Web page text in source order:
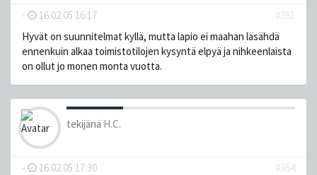
- 16.02.05 16:17
#361
Hyvät on suunnitelmat kyllä, mutta lapio ei maahan läsähdä
ennenkuin alkaa toimistotilojen kysyntä elpyä ja nihkeenlaista
on ollut jo monen monta vuotta.
tekijänä H.C.
- 16.02.05 17:30
#364